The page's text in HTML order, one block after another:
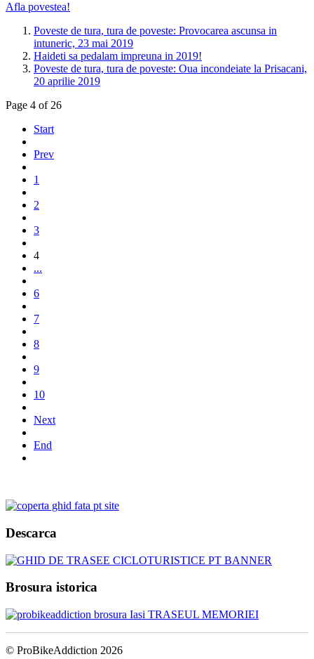
Afla povestea!
Poveste de tura, tura de poveste: Provocarea ascunsa in
intuneric, 23 mai 2019
Haideti sa pedalam impreuna in 2019!
Poveste de tura, tura de poveste: Oua incondeiate la Prisacani,
20 aprilie 2019
Page 4 of 26
Start
Prev
1
2
3
4
...
6
7
8
9
10
Next
End
Descarca
Brosura istorica
© ProBikeAddiction 2026